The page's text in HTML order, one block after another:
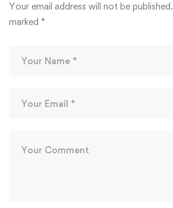
Your email address will not be published.
marked *